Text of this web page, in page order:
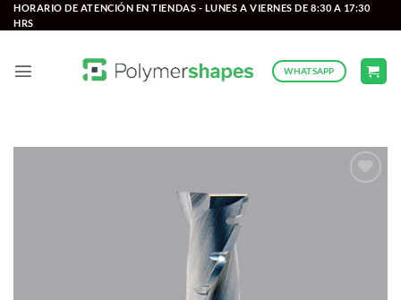
Saltar
al
HORARIO DE ATENCIÓN EN TIENDAS - LUNES A VIERNES DE 8:30 A 17:30
HRS
WHATSAPP